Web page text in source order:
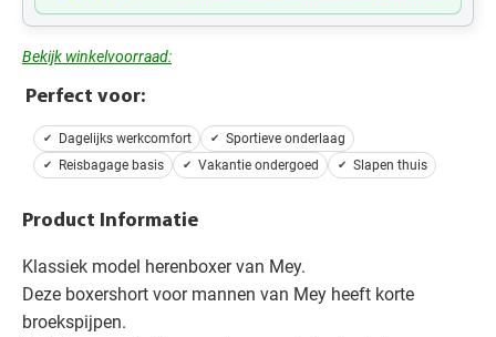
Bekijk winkelvoorraad:
Perfect voor:
Dagelijks werkcomfort
Sportieve onderlaag
Reisbagage basis
Vakantie ondergoed Slapen thuis
Product Informatie
Klassiek model herenboxer van Mey.
Deze boxershort voor mannen van Mey heeft korte
broekspijpen.